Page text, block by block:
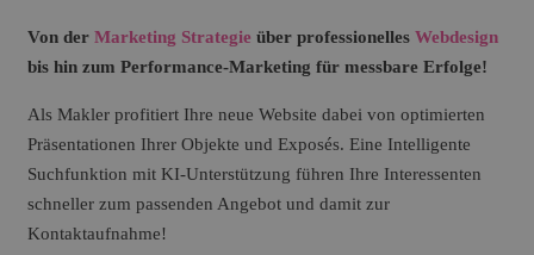
Von der Marketing Strategie über professionelles Webdesign
bis hin zum Performance-Marketing für messbare Erfolge!
Als Makler profitiert Ihre neue Website dabei von optimierten
Präsentationen Ihrer Objekte und Exposés. Eine Intelligente
Suchfunktion mit KI-Unterstützung führen Ihre Interessenten
schneller zum passenden Angebot und damit zur
Kontaktaufnahme!